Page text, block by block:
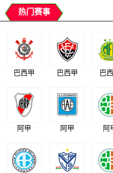
热门赛事
巴西甲 巴西甲 巴
阿甲 阿甲 阿